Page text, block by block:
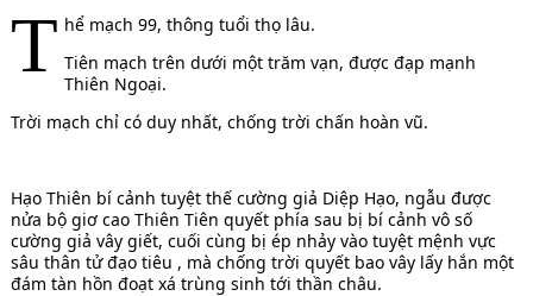
T hể mạch 99, thông tuổi thọ lâu.
Tiên mạch trên dưới một trăm vạn, được đạp mạnh
Thiên Ngoại.
Trời mạch chỉ có duy nhất, chống trời chấn hoàn vũ.
Hạo Thiên bí cảnh tuyệt thế cường giả Diệp Hạo, ngẫu được
nửa bộ giơ cao Thiên Tiên quyết phía sau bị bí cảnh vô số
cường giả vây giết, cuối cùng bị ép nhảy vào tuyệt mệnh vực
sâu thân tử đạo tiêu , mà chống trời quyết bao vây lấy hắn một
đám tàn hồn đoạt xá trùng sinh tới thần châu.